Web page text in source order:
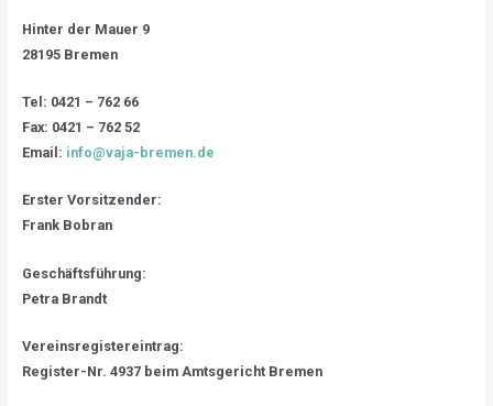
Hinter der Mauer 9
28195 Bremen
Tel: 0421 – 762 66
Fax: 0421 – 762 52
Email: info@vaja-bremen.de
Erster Vorsitzender:
Frank Bobran
Geschäftsführung:
Petra Brandt
Vereinsregistereintrag:
Register-Nr. 4937 beim Amtsgericht Bremen